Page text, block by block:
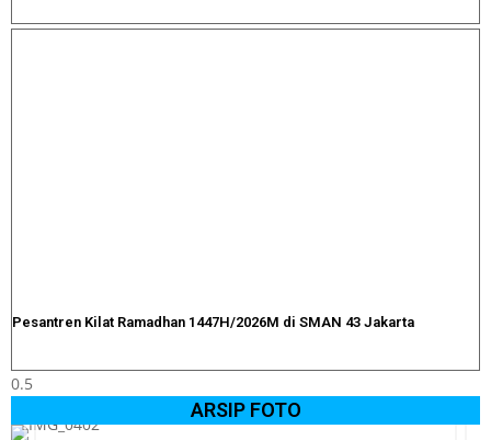
Pesantren Kilat Ramadhan 1447H/2026M di SMAN 43 Jakarta
ARSIP FOTO